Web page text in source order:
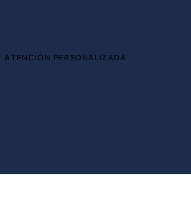
ATENCIÓN PERSONALIZADA